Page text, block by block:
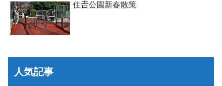
住𠮷公園新春散策
人気記事